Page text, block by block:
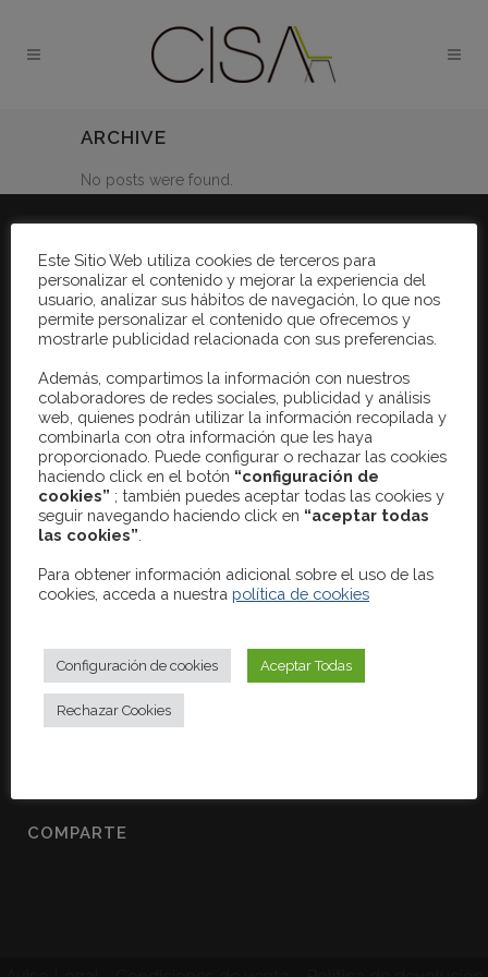
ARCHIVE
No posts were found.
CISA EQUIPAMIENTO DE EDIFICIOS, S. A.
Somos expertos en el equipamiento de edificios: Mobiliario
archivo, mostradores, salas de espera, espacios de ocio,
colectividades y complementos. Diseñamos espacios
acordes a tu empresa. Valores añadidos a nuestro trabajo
son la exclusividad en nuestros servicios y productos, la
calidad y la experiencia.
CONTACTO
28919 Leganés - Madrid
Dir. comercial:(+34) 618 64 10 57
COMPARTE
Este Sitio Web utiliza cookies de terceros para
personalizar el contenido y mejorar la experiencia del
usuario, analizar sus hábitos de navegación, lo que nos
permite personalizar el contenido que ofrecemos y
mostrarle publicidad relacionada con sus preferencias.
Además, compartimos la información con nuestros
colaboradores de redes sociales, publicidad y análisis
web, quienes podrán utilizar la información recopilada y
combinarla con otra información que les haya
proporcionado. Puede configurar o rechazar las cookies
haciendo click en el botón “configuración de
cookies” ; también puedes aceptar todas las cookies y
seguir navegando haciendo click en “aceptar todas
las cookies”
Para obtener información adicional sobre el uso de las
cookies, acceda a nuestra política de cookies
Configuración de cookies Aceptar Todas
Rechazar Cookies